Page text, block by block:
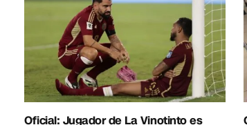
Oficial: Jugador de La Vinotinto es